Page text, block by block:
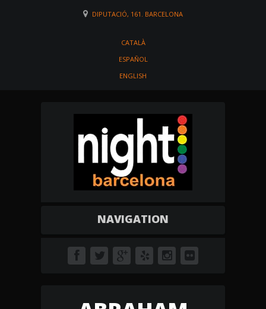
DIPUTACIÓ, 161. BARCELONA
CATALÀ
ESPAÑOL
ENGLISH
NAVIGATION